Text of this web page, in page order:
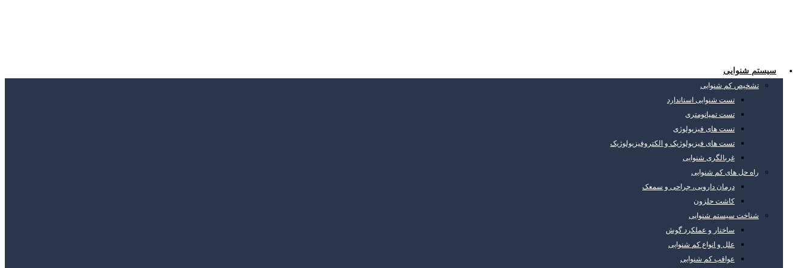
سیستم شنوایی
تشخیص کم شنوایی
تست شنوایی استاندارد
تست تمپانومتری
تست های فیزیولوژی
تست های فیزیولوژیک و الکتروفیزیولوژیک
غربالگری شنوایی
راه حل های کم شنوایی
درمان دارویی، جراحی و سمعک
کاشت حلزون
شناخت سیستم شنوایی
ساختار و عملکرد گوش
علل و انواع کم شنوایی
عواقب کم شنوایی